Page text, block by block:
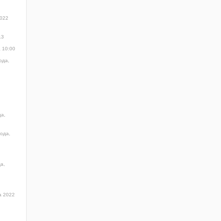
10:00
2022